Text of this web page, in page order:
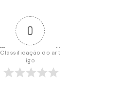
0
Classificação do art
igo